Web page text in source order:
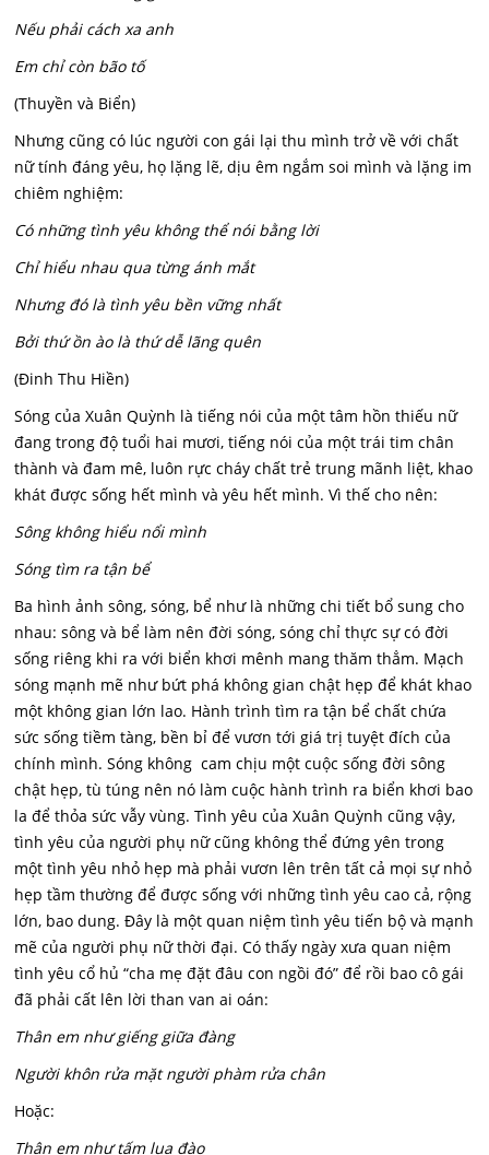
Nếu phải cách xa anh
Em chỉ còn bão tố
(Thuyền và Biển)
Nhưng cũng có lúc người con gái lại thu mình trở về với chất
nữ tính đáng yêu, họ lặng lẽ, dịu êm ngắm soi mình và lặng im
chiêm nghiệm:
Có những tình yêu không thể nói bằng lời
Chỉ hiểu nhau qua từng ánh mắt
Nhưng đó là tình yêu bền vững nhất
Bởi thứ ồn ào là thứ dễ lãng quên
(Đinh Thu Hiền)
Sóng của Xuân Quỳnh là tiếng nói của một tâm hồn thiếu nữ
đang trong độ tuổi hai mươi, tiếng nói của một trái tim chân
thành và đam mê, luôn rực cháy chất trẻ trung mãnh liệt, khao
khát được sống hết mình và yêu hết mình. Vì thế cho nên:
Sông không hiểu nổi mình
Sóng tìm ra tận bể
Ba hình ảnh sông, sóng, bể như là những chi tiết bổ sung cho
nhau: sông và bể làm nên đời sóng, sóng chỉ thực sự có đời
sống riêng khi ra với biển khơi mênh mang thăm thẳm. Mạch
sóng mạnh mẽ như bứt phá không gian chật hẹp để khát khao
một không gian lớn lao. Hành trình tìm ra tận bể chất chứa
sức sống tiềm tàng, bền bỉ để vươn tới giá trị tuyệt đích của
chính mình. Sóng không cam chịu một cuộc sống đời sông
chật hẹp, tù túng nên nó làm cuộc hành trình ra biển khơi bao
la để thỏa sức vẫy vùng. Tình yêu của Xuân Quỳnh cũng vậy,
tình yêu của người phụ nữ cũng không thể đứng yên trong
một tình yêu nhỏ hẹp mà phải vươn lên trên tất cả mọi sự nhỏ
hẹp tầm thường để được sống với những tình yêu cao cả, rộng
lớn, bao dung. Đây là một quan niệm tình yêu tiến bộ và mạnh
mẽ của người phụ nữ thời đại. Có thấy ngày xưa quan niệm
tình yêu cổ hủ “cha mẹ đặt đâu con ngồi đó” để rồi bao cô gái
đã phải cất lên lời than van ai oán:
Thân em như giếng giữa đàng
Người khôn rửa mặt người phàm rửa chân
Hoặc:
Thân em như tấm lụa đào